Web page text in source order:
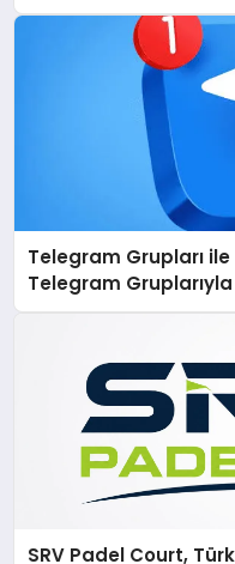
Telegram Grupları ile
Telegram
SRV Padel Court,